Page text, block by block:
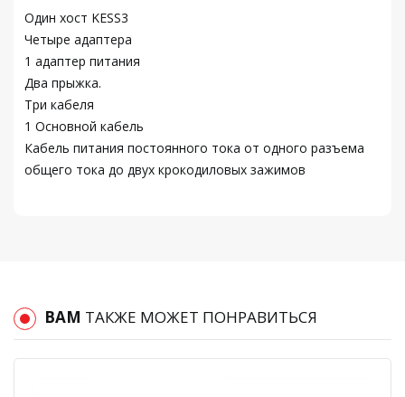
Один хост KESS3
Четыре адаптера
1 адаптер питания
Два прыжка.
Три кабеля
1 Основной кабель
Кабель питания постоянного тока от одного разъема
общего тока до двух крокодиловых зажимов
ВАМ ТАКЖЕ МОЖЕТ ПОНРАВИТЬСЯ